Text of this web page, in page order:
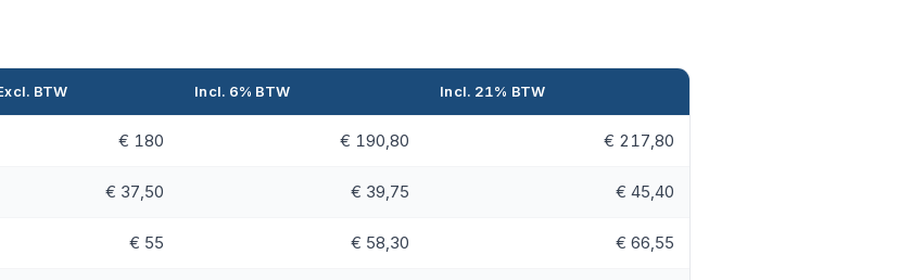
BTW Incl. 6% BTW Incl. 21% BTW
€ 180 € 190,80 € 217,80
€ 37,50 € 39,75 € 45,40
€ 55 € 58,30 € 66,55